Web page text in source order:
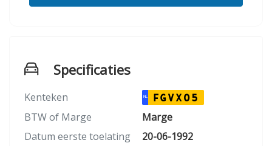
Specificaties
Kenteken NL FGVX05
BTW of Marge
Marge
Datum eerste toelating
20-06-1992